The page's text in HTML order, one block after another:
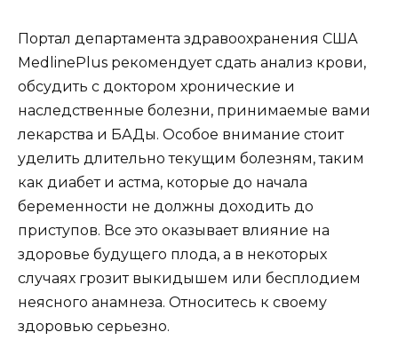
Портал департамента здравоохранения США
MedlinePlus рекомендует сдать анализ крови,
обсудить с доктором хронические и
наследственные болезни, принимаемые вами
лекарства и БАДы. Особое внимание стоит
уделить длительно текущим болезням, таким
как диабет и астма, которые до начала
беременности не должны доходить до
приступов. Все это оказывает влияние на
здоровье будущего плода, а в некоторых
случаях грозит выкидышем или бесплодием
неясного анамнеза. Относитесь к своему
здоровью серьезно.